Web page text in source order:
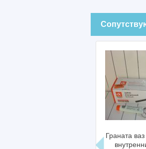
Граната ваз 2121 нива
внутренний правый ДК